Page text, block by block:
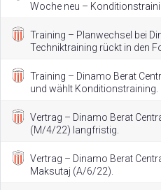
Woche neu –
Training – Planwechsel bei
Techniktraining rückt in den
Training – Dinamo Berat
und wählt Konditionstraining.
Vertrag – Dinamo Berat
(M/4/22) langfristig.
Vertrag – Dinamo Berat
Maksutaj (A/6/22).